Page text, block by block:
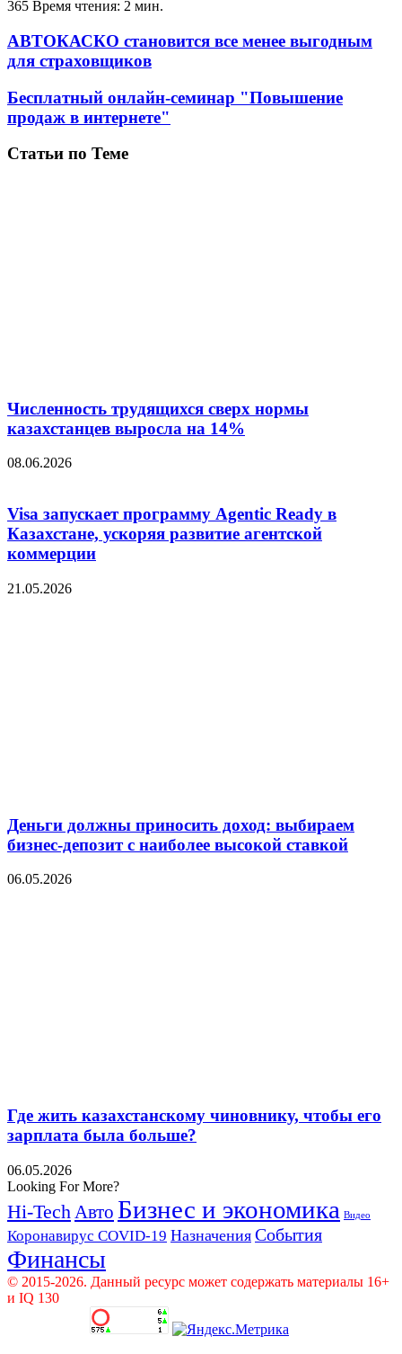
365 Время чтения: 2 мин.
АВТОКАСКО становится все менее выгодным
для страховщиков
Бесплатный онлайн-семинар "Повышение
продаж в интернете"
Статьи по Теме
Численность трудящихся сверх нормы
казахстанцев выросла на 14%
08.06.2026
Visa запускает программу Agentic Ready в
Казахстане, ускоряя развитие агентской
коммерции
21.05.2026
Деньги должны приносить доход: выбираем
бизнес-депозит с наиболее высокой ставкой
06.05.2026
Где жить казахстанскому чиновнику, чтобы его
зарплата была больше?
06.05.2026
Looking For More?
Hi-Tech Авто Бизнес и экономика Видео
Коронавирус COVID-19 Назначения События
Финансы
© 2015-2026. Данный ресурс может содержать материалы 16+
и IQ 130